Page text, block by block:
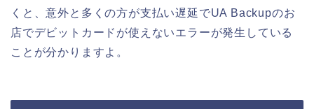
くと、意外と多くの方が支払い遅延でUA Backupのお
店でデビットカードが使えないエラーが発生している
ことが分かりますよ。